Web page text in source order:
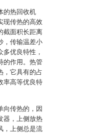
的热回收机
现传热的高效
截面积长距离
，传输温差小
优良特性，
的作用。热管
，它具有的占
率高等优良特
向传热的，因
器，上侧放热
，上侧总是流